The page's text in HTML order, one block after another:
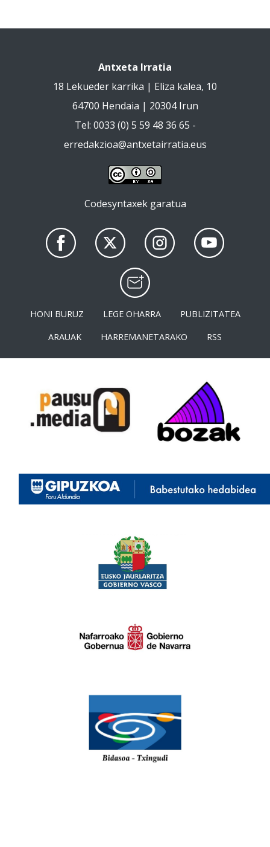
Antxeta Irratia
18 Lekueder karrika | Eliza kalea, 10
64700 Hendaia | 20304 Irun
Tel: 0033 (0) 5 59 48 36 65 -
erredakzioa@antxetairratia.eus
Codesyntaxek garatua
HONI BURUZ LEGE OHARRA
PUBLIZITATEA
ARAUAK
HARREMANETARAKO RSS